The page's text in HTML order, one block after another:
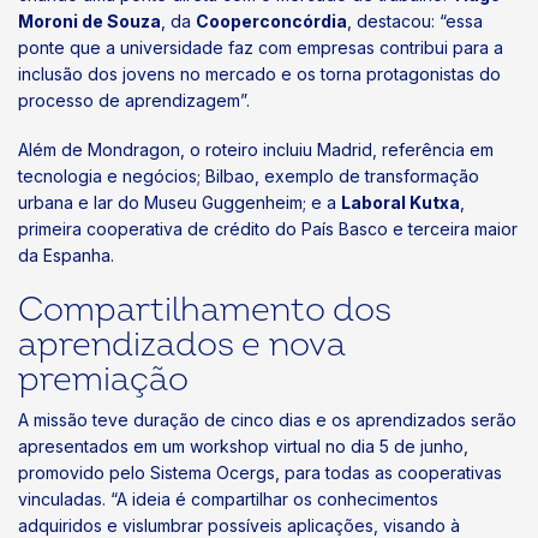
Moroni de Souza , da Cooperconcórdia , destacou: “essa
ponte que a universidade faz com empresas contribui para a
inclusão dos jovens no mercado e os torna protagonistas do
processo de aprendizagem”.
Além de Mondragon, o roteiro incluiu Madrid, referência em
tecnologia e negócios; Bilbao, exemplo de transformação
urbana e lar do Museu Guggenheim; e a Laboral Kutxa
primeira cooperativa de crédito do País Basco e terceira maior
da Espanha.
Compartilhamento dos
aprendizados e nova
premiação
A missão teve duração de cinco dias e os aprendizados serão
apresentados em um workshop virtual no dia 5 de junho,
promovido pelo Sistema Ocergs, para todas as cooperativas
vinculadas. “A ideia é compartilhar os conhecimentos
adquiridos e vislumbrar possíveis aplicações, visando à